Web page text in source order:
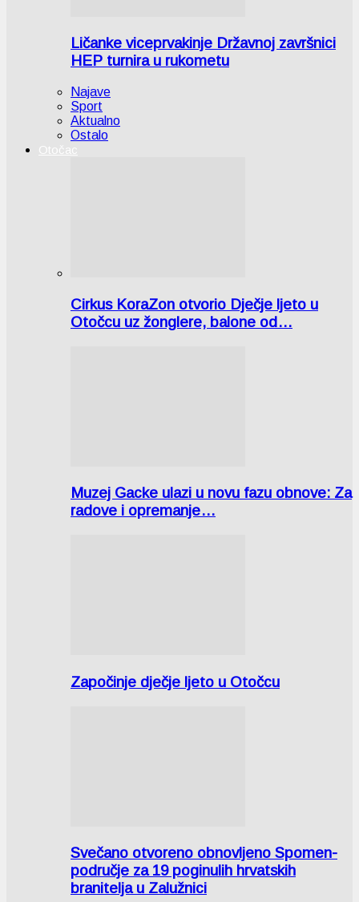
Ličanke viceprvakinje Državnoj završnici
HEP turnira u rukometu
Najave
Sport
Aktualno
Ostalo
Otočac
Cirkus KoraZon otvorio Dječje ljeto u
Otočcu uz žonglere, balone od…
Muzej Gacke ulazi u novu fazu obnove: Za
radove i opremanje…
Započinje dječje ljeto u Otočcu
Svečano otvoreno obnovljeno Spomen-
područje za 19 poginulih hrvatskih
branitelja u Zalužnici